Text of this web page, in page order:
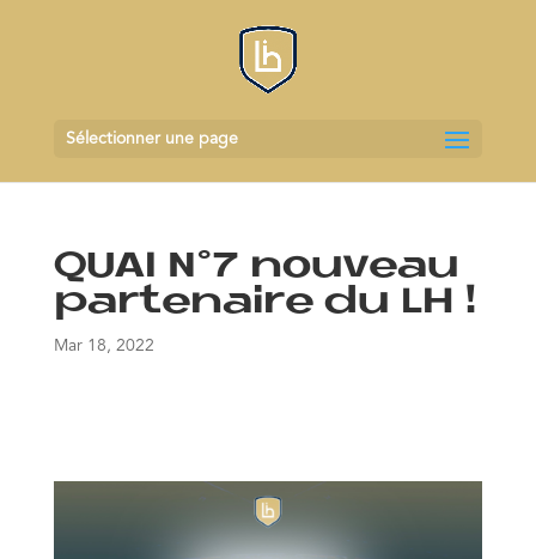
Sélectionner une page
QUAI N°7 nouveau
partenaire du LH !
Mar 18, 2022